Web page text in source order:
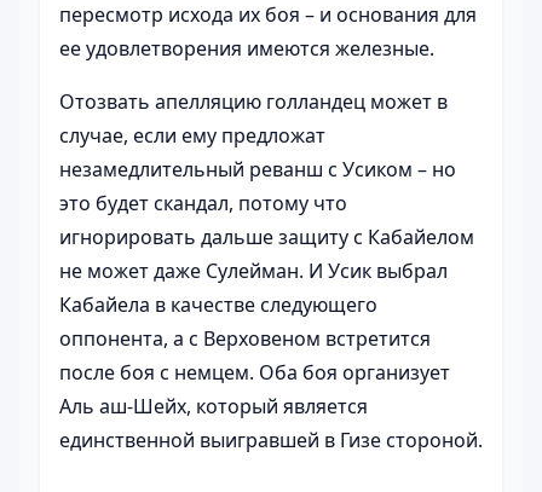
пересмотр исхода их боя – и основания для
ее удовлетворения имеются железные.
Отозвать апелляцию голландец может в
случае, если ему предложат
незамедлительный реванш с Усиком – но
это будет скандал, потому что
игнорировать дальше защиту с Кабайелом
не может даже Сулейман. И Усик выбрал
Кабайела в качестве следующего
оппонента, а с Верховеном встретится
после боя с немцем. Оба боя организует
Аль аш-Шейх, который является
единственной выигравшей в Гизе стороной.